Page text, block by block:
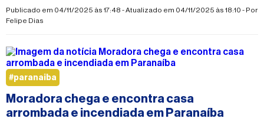
do processo de entrega
Publicado em 04/11/2025 às 17:48 - Atualizado em 04/11/2025 às 18:10 - Por
Felipe Dias
Moradora chega e encontra casa
arrombada e incendiada em Paranaíba
#paranaiba